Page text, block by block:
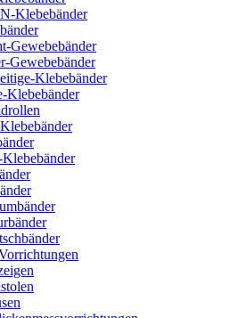
Klebebänder
Gewebebänder
Gewebebänder
Klebebänder
Klebebänder